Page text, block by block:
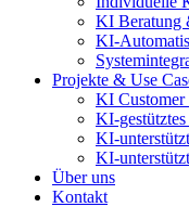
KI Beratung
KI-
Projekte & Use
KI Customer
KI-
KI-
KI-
Über uns
Kontakt